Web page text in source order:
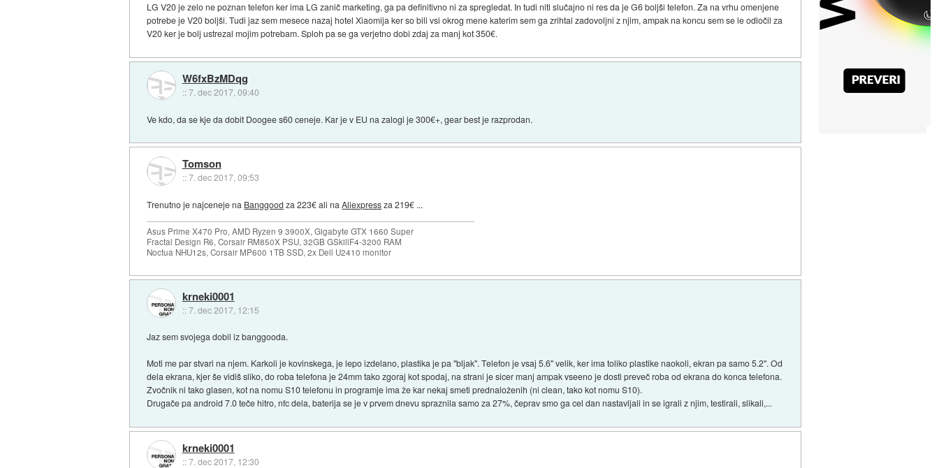
LG V20 je zelo ne poznan telefon ker ima LG zanič marketing, ga pa definitivno ni za spregledat. In tudi niti slučajno ni res da je G6 boljši telefon. Za na vrhu omenjene
potrebe je V20 boljši. Tudi jaz sem mesece nazaj hotel Xiaomija ker so bili vsi okrog mene katerim sem ga zrihtal zadovoljni z njim, ampak na koncu sem se le odločil za
V20 ker je bolj ustrezal mojim potrebam. Sploh pa se ga verjetno dobi zdaj za manj kot 350€.
W6fxBzMDqg
::7. dec 2017, 09:40
Ve kdo, da se kje da dobit Doogee s60 ceneje. Kar je v EU na zalogi je 300€+, gear best je razprodan.
Tomson
::7. dec 2017, 09:53
Trenutno je najceneje na Banggood za 223€ ali naAliexpressza 219€ ...
Asus Prime X470 Pro, AMD Ryzen 9 3900X, Gigabyte GTX 1660 Super
Fractal Design R6, Corsair RM850X PSU, 32GB GSkillF4-3200 RAM
Noctua NHU12s, Corsair MP600 1TB SSD, 2x Dell U2410 monitor
krneki0001
::7. dec 2017, 12:15
Jaz sem svojega dobil iz banggooda.
Moti me par stvari na njem. Karkoli je kovinskega, je lepo izdelano, plastika je pa "bljak". Telefon je vsaj 5.6" velik, ker ima toliko plastike naokoli, ekran pa samo 5.2". Od
dela ekrana, kjer še vidiš sliko, do roba telefona je 24mm tako zgoraj kot spodaj, na strani je sicer manj ampak vseeno je dosti preveč roba od ekrana do konca telefona.
Zvočnik ni tako glasen, kot na nomu S10 telefonu in programje ima že kar nekaj smeti prednaloženih (ni clean, tako kot nomu S10).
Drugače pa android 7.0 teče hitro, nfc dela, baterija se je v prvem dnevu spraznila samo za 27%, čeprav smo ga cel dan nastavljali in se igrali z njim, testirali, slikali,...
krneki0001
::7. dec 2017, 12:30